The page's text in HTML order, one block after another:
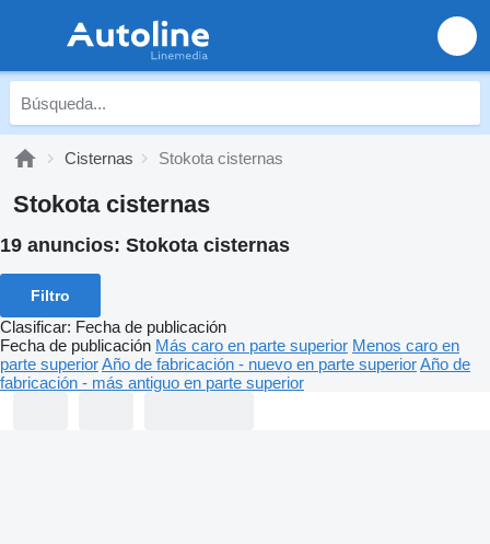
Cisternas Stokota cisternas
Stokota cisternas
19 anuncios: Stokota cisternas
Filtro
Clasificar: Fecha de publicación
Fecha de publicación Más caro en parte superior Menos caro en
parte superiorAño de fabricación - nuevo en parte superiorAño de
fabricación - más antiguo en parte superior